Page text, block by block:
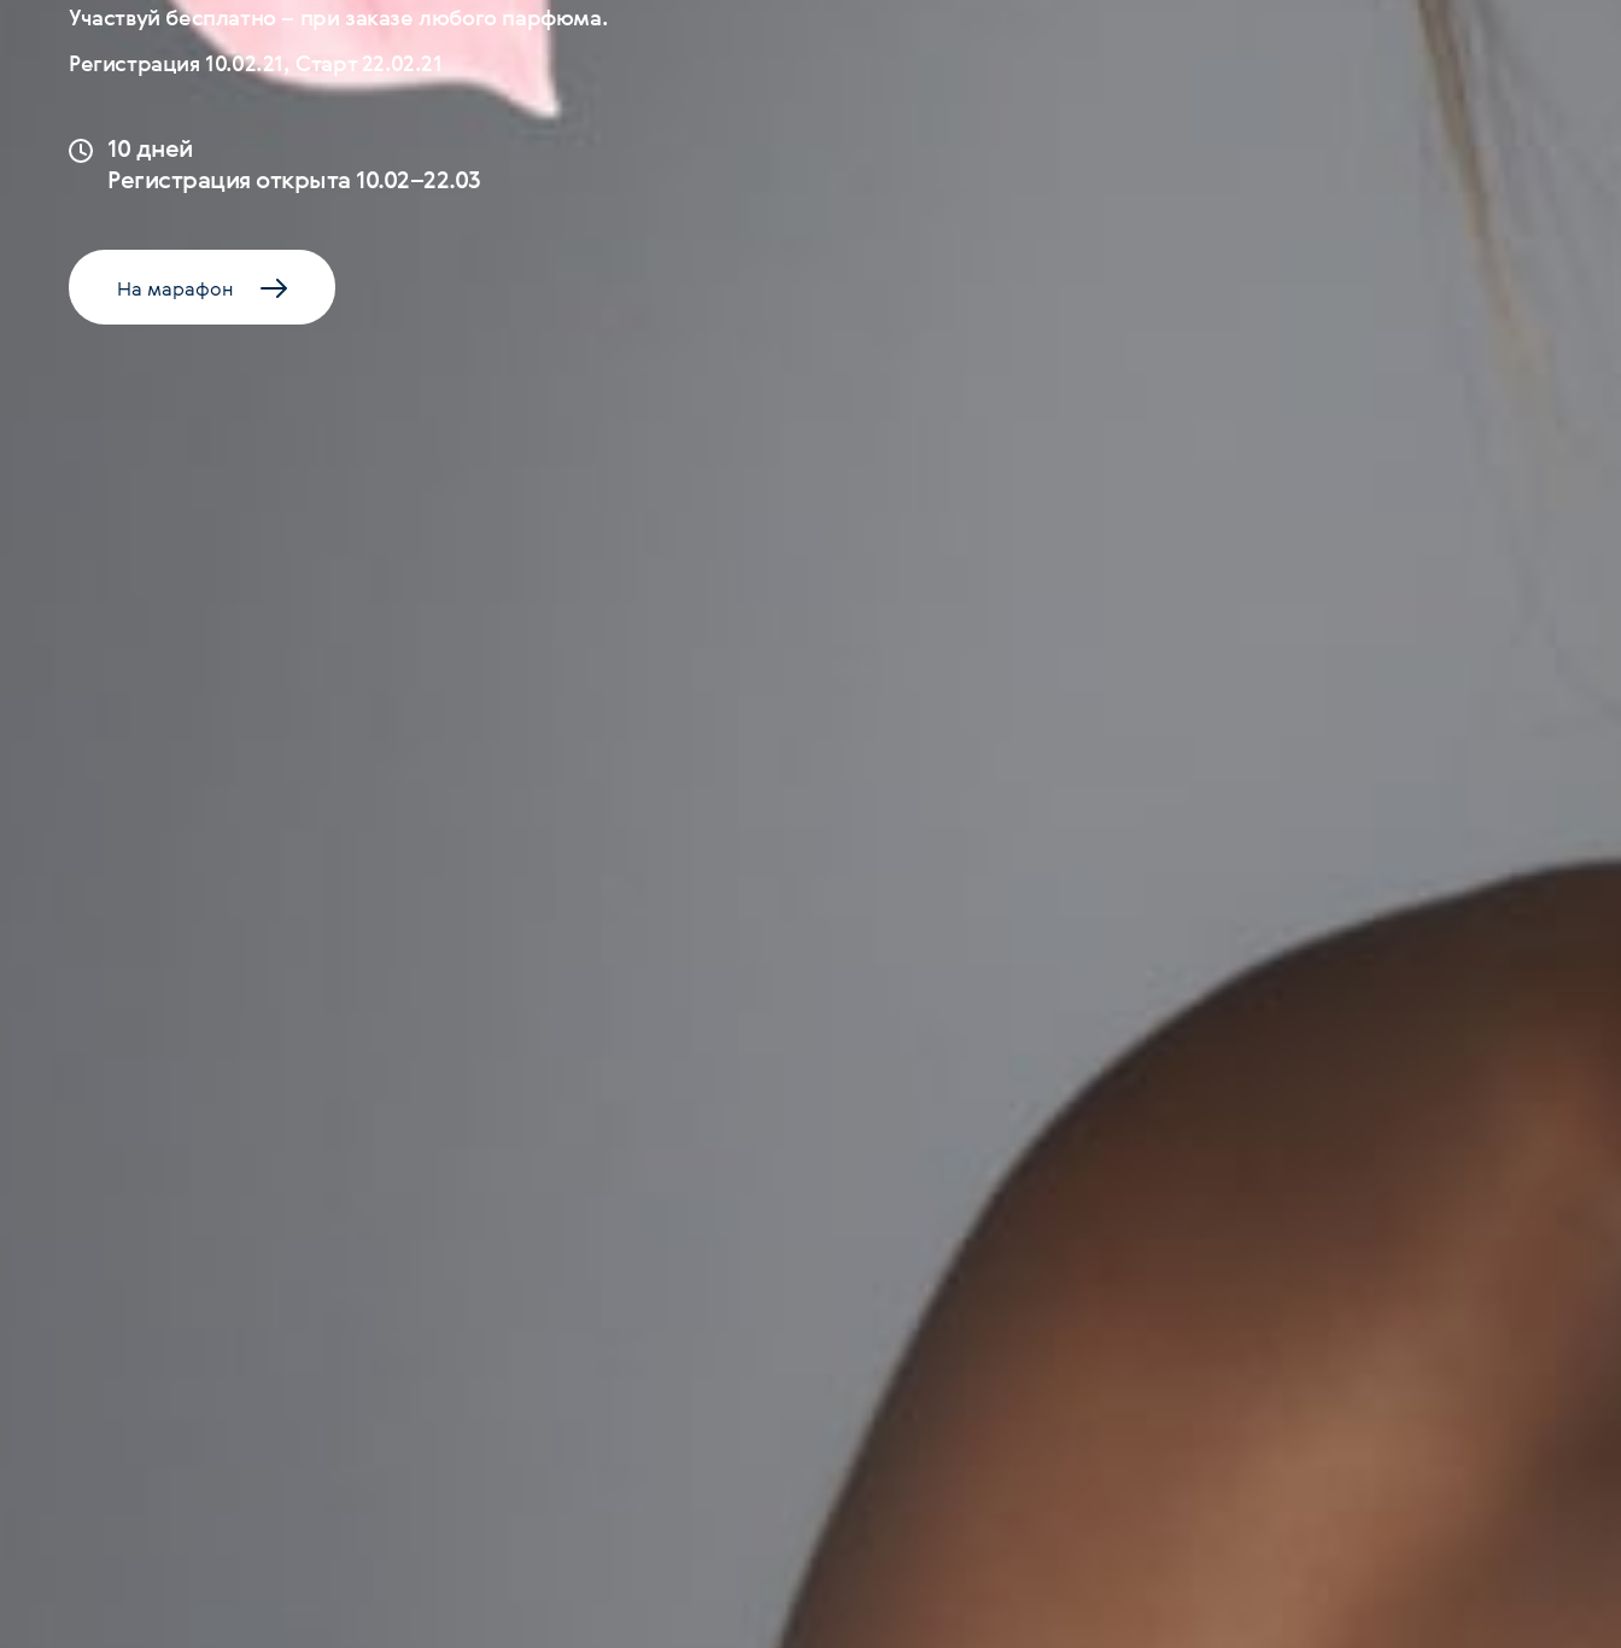
Участвуй бесплатно – при заказе любого парфюма.
Регистрация 10.02.21, Старт 22.02.21
10 дней
Регистрация открыта 10.02–22.03
На марафон